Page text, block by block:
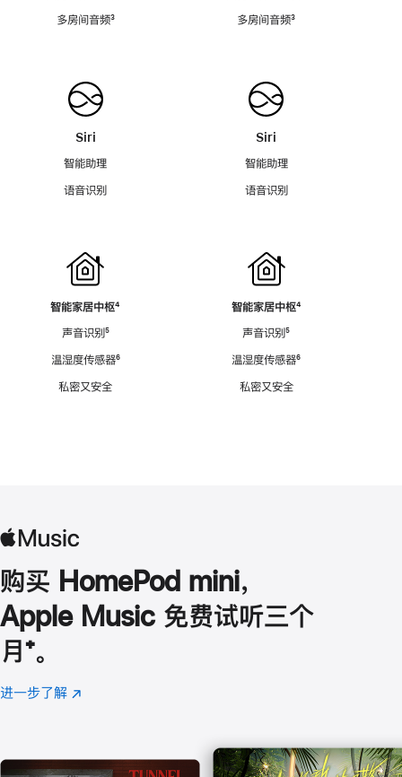
多房间音频脚
³
Siri
智能助理
语音识别
智能家居中枢脚
⁴
声音识别脚
⁵
温湿度传感器脚
⁶
私密又安全
多房间音频脚
³
Siri
智能助理
语音识别
智能家居中枢脚
⁴
声音识别脚
⁵
温湿度传感器脚
⁶
私密又安全
购买 HomePod mini，
Apple Music 免费试听三个
月 脚
注
⁺。
进一步了解 Apple
(在
口